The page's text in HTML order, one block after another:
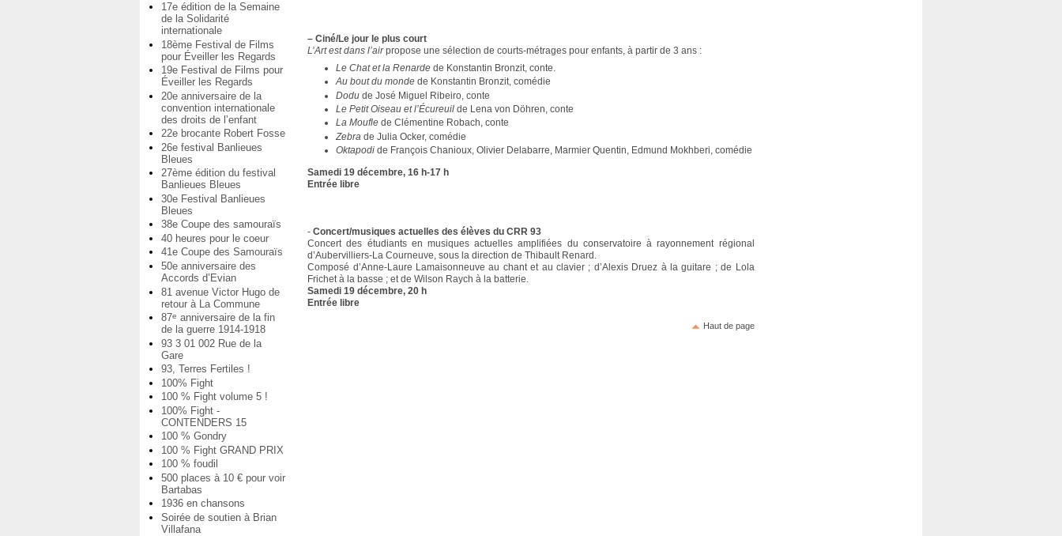
17e édition de la Semaine
de la Solidarité
internationale
18ème Festival de Films
pour Éveiller les Regards
19e Festival de Films pour
Éveiller les Regards
20e anniversaire de la
convention internationale
des droits de l’enfant
22e brocante Robert Fosse
26e festival Banlieues
Bleues
27ème édition du festival
Banlieues Bleues
30e Festival Banlieues
Bleues
38e Coupe des samouraïs
40 heures pour le coeur
41e Coupe des Samouraïs
50e anniversaire des
Accords d’Evian
81 avenue Victor Hugo de
retour à La Commune
87e anniversaire de la fin
de la guerre 1914-1918
93 3 01 002 Rue de la
Gare
93, Terres Fertiles !
100% Fight
100 % Fight volume 5 !
100% Fight -
CONTENDERS 15
100 % Gondry
100 % Fight GRAND PRIX
100 % foudil
500 places à 10 € pour voir
Bartabas
1936 en chansons
Soirée de soutien à Brian
Villafana
– Ciné/Le jour le plus court
L’Art est dans l’airpropose une sélection de courts-métrages pour enfants, à partir de 3 ans :
Le Chat et la Renarde de Konstantin Bronzit, conte.
Au bout du monde de Konstantin Bronzit, comédie
Dodu de José Miguel Ribeiro, conte
Le Petit Oiseau et l’Écureuil de Lena von Döhren, conte
La Moufle de Clémentine Robach, conte
Zebra de Julia Ocker, comédie
Oktapodi de François Chanioux, Olivier Delabarre, Marmier Quentin, Edmund Mokhberi, comédie
Samedi 19 décembre, 16 h-17 h
Entrée libre
-Concert/musiques actuelles des élèves du CRR 93
Concert des étudiants en musiques actuelles amplifiées du conservatoire à rayonnement régional
d’Aubervilliers-La Courneuve, sous la direction de Thibault Renard.
Composé d’Anne-Laure Lamaisonneuve au chant et au clavier ; d’Alexis Druez à la guitare ; de Lola
Frichet à la basse ; et de Wilson Raych à la batterie.
Samedi 19 décembre, 20 h
Entrée libre
Haut de page